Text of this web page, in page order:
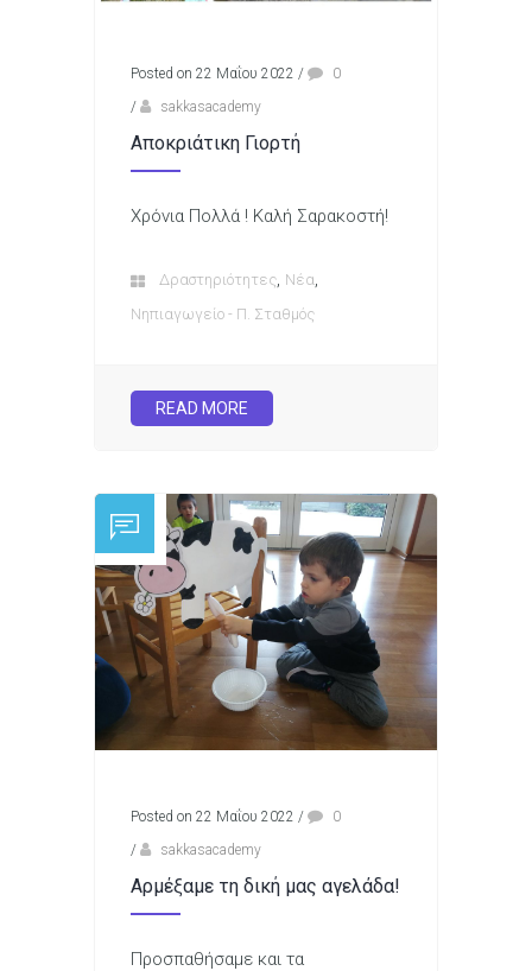
Posted on 22 Μαΐου 2022 /
0
/
sakkasacademy
Αποκριάτικη Γιορτή
Xρόνια Πολλά ! Καλή Σαρακοστή!
Δραστηριότητες, Νέα,
Νηπιαγωγείο - Π. Σταθμός
READ MORE
Posted on 22 Μαΐου 2022 /
0
/
sakkasacademy
Αρμέξαμε τη δική μας αγελάδα!
Προσπαθήσαμε και τα